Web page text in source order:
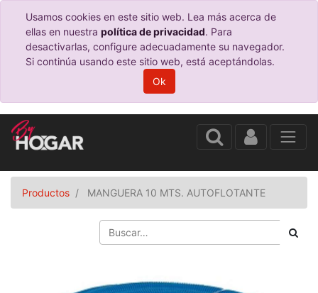
Usamos cookies en este sitio web. Lea más acerca de
ellas en nuestra política de privacidad. Para
desactivarlas, configure adecuadamente su navegador.
Si continúa usando este sitio web, está aceptándolas.
Ok
Productos MANGUERA 10 MTS. AUTOFLOTANTE